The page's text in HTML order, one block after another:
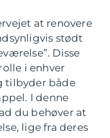
at renovere
stødt
Disse
i enhver
tilbyder både
I denne
du behøver at
lige fra deres